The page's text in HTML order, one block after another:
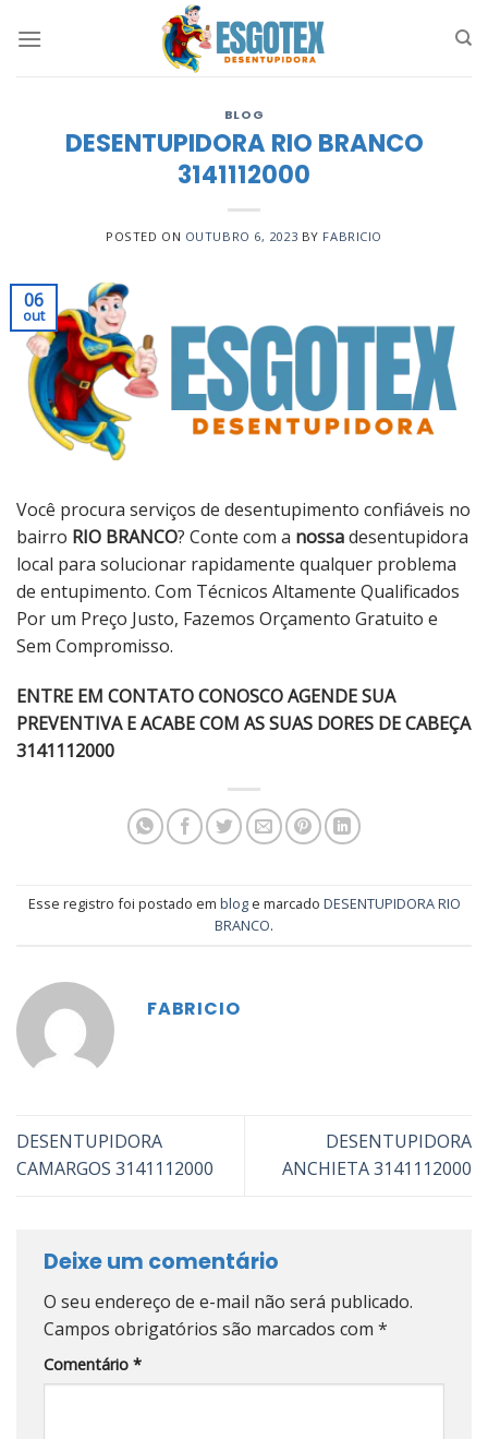
BLOG
DESENTUPIDORA RIO BRANCO
3141112000
POSTED ON OUTUBRO 6, 2023 BY FABRICIO
06
out
Você procura serviços de desentupimento confiáveis ​​no
bairro RIO BRANCO? Conte com a nossadesentupidora
local para solucionar rapidamente qualquer problema
de entupimento. Com Técnicos Altamente Qualificados
Por um Preço Justo, Fazemos Orçamento Gratuito e
Sem Compromisso.
ENTRE EM CONTATO CONOSCO AGENDE SUA
PREVENTIVA E ACABE COM AS SUAS DORES DE CABEÇA
3141112000
Esse registro foi postado em bloge marcado DESENTUPIDORA RIO
BRANCO.
FABRICIO
DESENTUPIDORA
CAMARGOS 3141112000
DESENTUPIDORA
ANCHIETA 3141112000
Deixe um comentário
O seu endereço de e-mail não será publicado.
Campos obrigatórios são marcados com *
Comentário *